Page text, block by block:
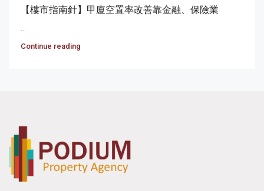
【樓市指南針】甲廈空置率改善靠金融、保險業
Continue reading